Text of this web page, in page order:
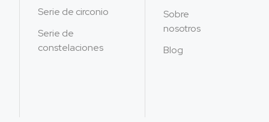
Serie de circonio
Serie de
constelaciones
Sobre
nosotros
Blog